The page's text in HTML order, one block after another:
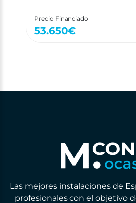
Precio Financiado
53.650€
Las mejores instalaciones de
profesionales con el objetivo